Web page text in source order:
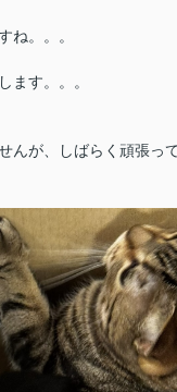
ね。。。
ます。。。
んが、しばらく頑張っ